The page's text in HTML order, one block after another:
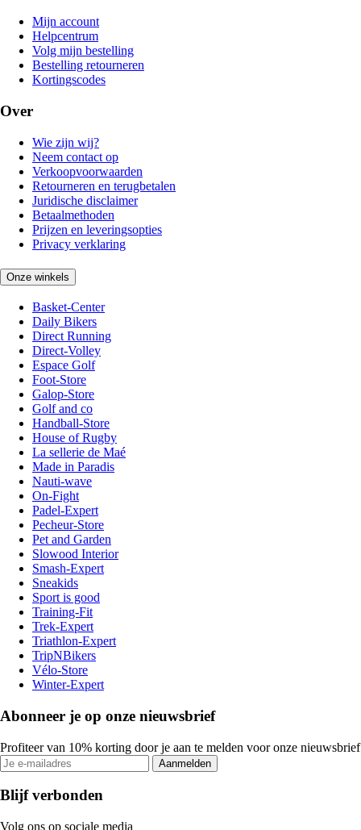
Mijn account
Helpcentrum
Volg mijn bestelling
Bestelling retourneren
Kortingscodes
Over
Wie zijn wij?
Neem contact op
Verkoopvoorwaarden
Retourneren en terugbetalen
Juridische disclaimer
Betaalmethoden
Prijzen en leveringsopties
Privacy verklaring
Onze winkels
Basket-Center
Daily Bikers
Direct Running
Direct-Volley
Espace Golf
Foot-Store
Galop-Store
Golf and co
Handball-Store
House of Rugby
La sellerie de Maé
Made in Paradis
Nauti-wave
On-Fight
Padel-Expert
Pecheur-Store
Pet and Garden
Slowood Interior
Smash-Expert
Sneakids
Sport is good
Training-Fit
Trek-Expert
Triathlon-Expert
TripNBikers
Vélo-Store
Winter-Expert
Abonneer je op onze nieuwsbrief
Profiteer van 10% korting door je aan te melden voor onze nieuwsbrief
Aanmelden
Blijf verbonden
Volg ons op sociale media